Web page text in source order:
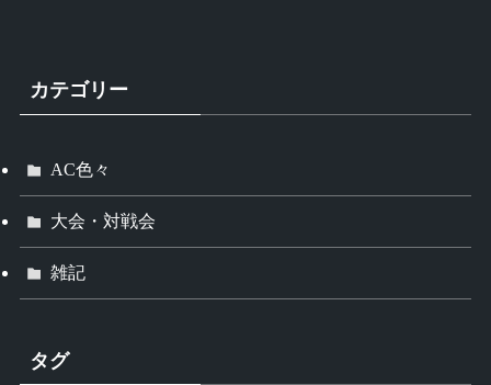
カテゴリー
AC色々
大会・対戦会
雑記
タグ